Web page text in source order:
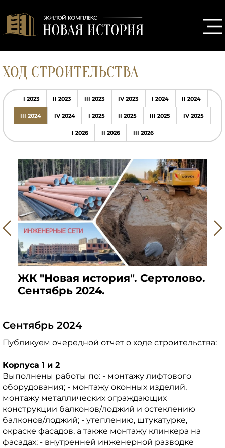
ХОД СТРОИТЕЛЬСТВА
I 2023 II 2023 III 2023 IV 2023 I 2024 II 2024
III 2024 IV 2024 I 2025 II 2025 III 2025 IV 2025
I 2026 II 2026 III 2026
ЖК "Новая история". Сертолово.
Сентябрь 2024.
Сентябрь 2024
Публикуем очередной отчет о ходе строительства:
Корпуса 1 и 2
Выполнены работы по: - монтажу лифтового
оборудования; - монтажу оконных изделий,
монтажу металлических ограждающих
конструкции балконов/лоджий и остеклению
балконов/лоджий; - утеплению, штукатурке,
окраске фасадов, а также монтажу клинкера на
фасадах; - внутренней инженерной разводке